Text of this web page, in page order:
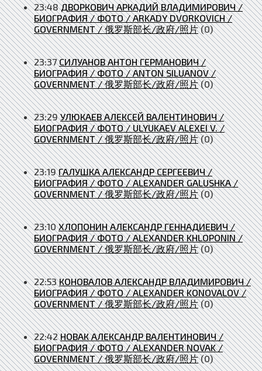
23:48 ДВОРКОВИЧ АРКАДИЙ ВЛАДИМИРОВИЧ /
БИОГРАФИЯ / ФОТО / ARKADY DVORKOVICH /
GOVERNMENT / 俄罗斯部长/政府/照片 (0)
23:37 СИЛУАНОВ АНТОН ГЕРМАНОВИЧ /
БИОГРАФИЯ / ФОТО / ANTON SILUANOV /
GOVERNMENT / 俄罗斯部长/政府/照片 (0)
23:29 УЛЮКАЕВ АЛЕКСЕЙ ВАЛЕНТИНОВИЧ /
БИОГРАФИЯ / ФОТО / ULYUKAEV ALEXEI V. /
GOVERNMENT / 俄罗斯部长/政府/照片 (0)
23:19 ГАЛУШКА АЛЕКСАНДР СЕРГЕЕВИЧ /
БИОГРАФИЯ / ФОТО / ALEXANDER GALUSHKA /
GOVERNMENT / 俄罗斯部长/政府/照片 (0)
23:10 ХЛОПОНИН АЛЕКСАНДР ГЕННАДИЕВИЧ /
БИОГРАФИЯ / ФОТО / ALEXANDER KHLOPONIN /
GOVERNMENT / 俄罗斯部长/政府/照片 (0)
22:53 КОНОВАЛОВ АЛЕКСАНДР ВЛАДИМИРОВИЧ /
БИОГРАФИЯ / ФОТО / ALEXANDER KONOVALOV /
GOVERNMENT / 俄罗斯部长/政府/照片 (0)
22:42 НОВАК АЛЕКСАНДР ВАЛЕНТИНОВИЧ /
БИОГРАФИЯ / ФОТО / ALEXANDER NOVAK /
GOVERNMENT / 俄罗斯部长/政府/照片 (0)